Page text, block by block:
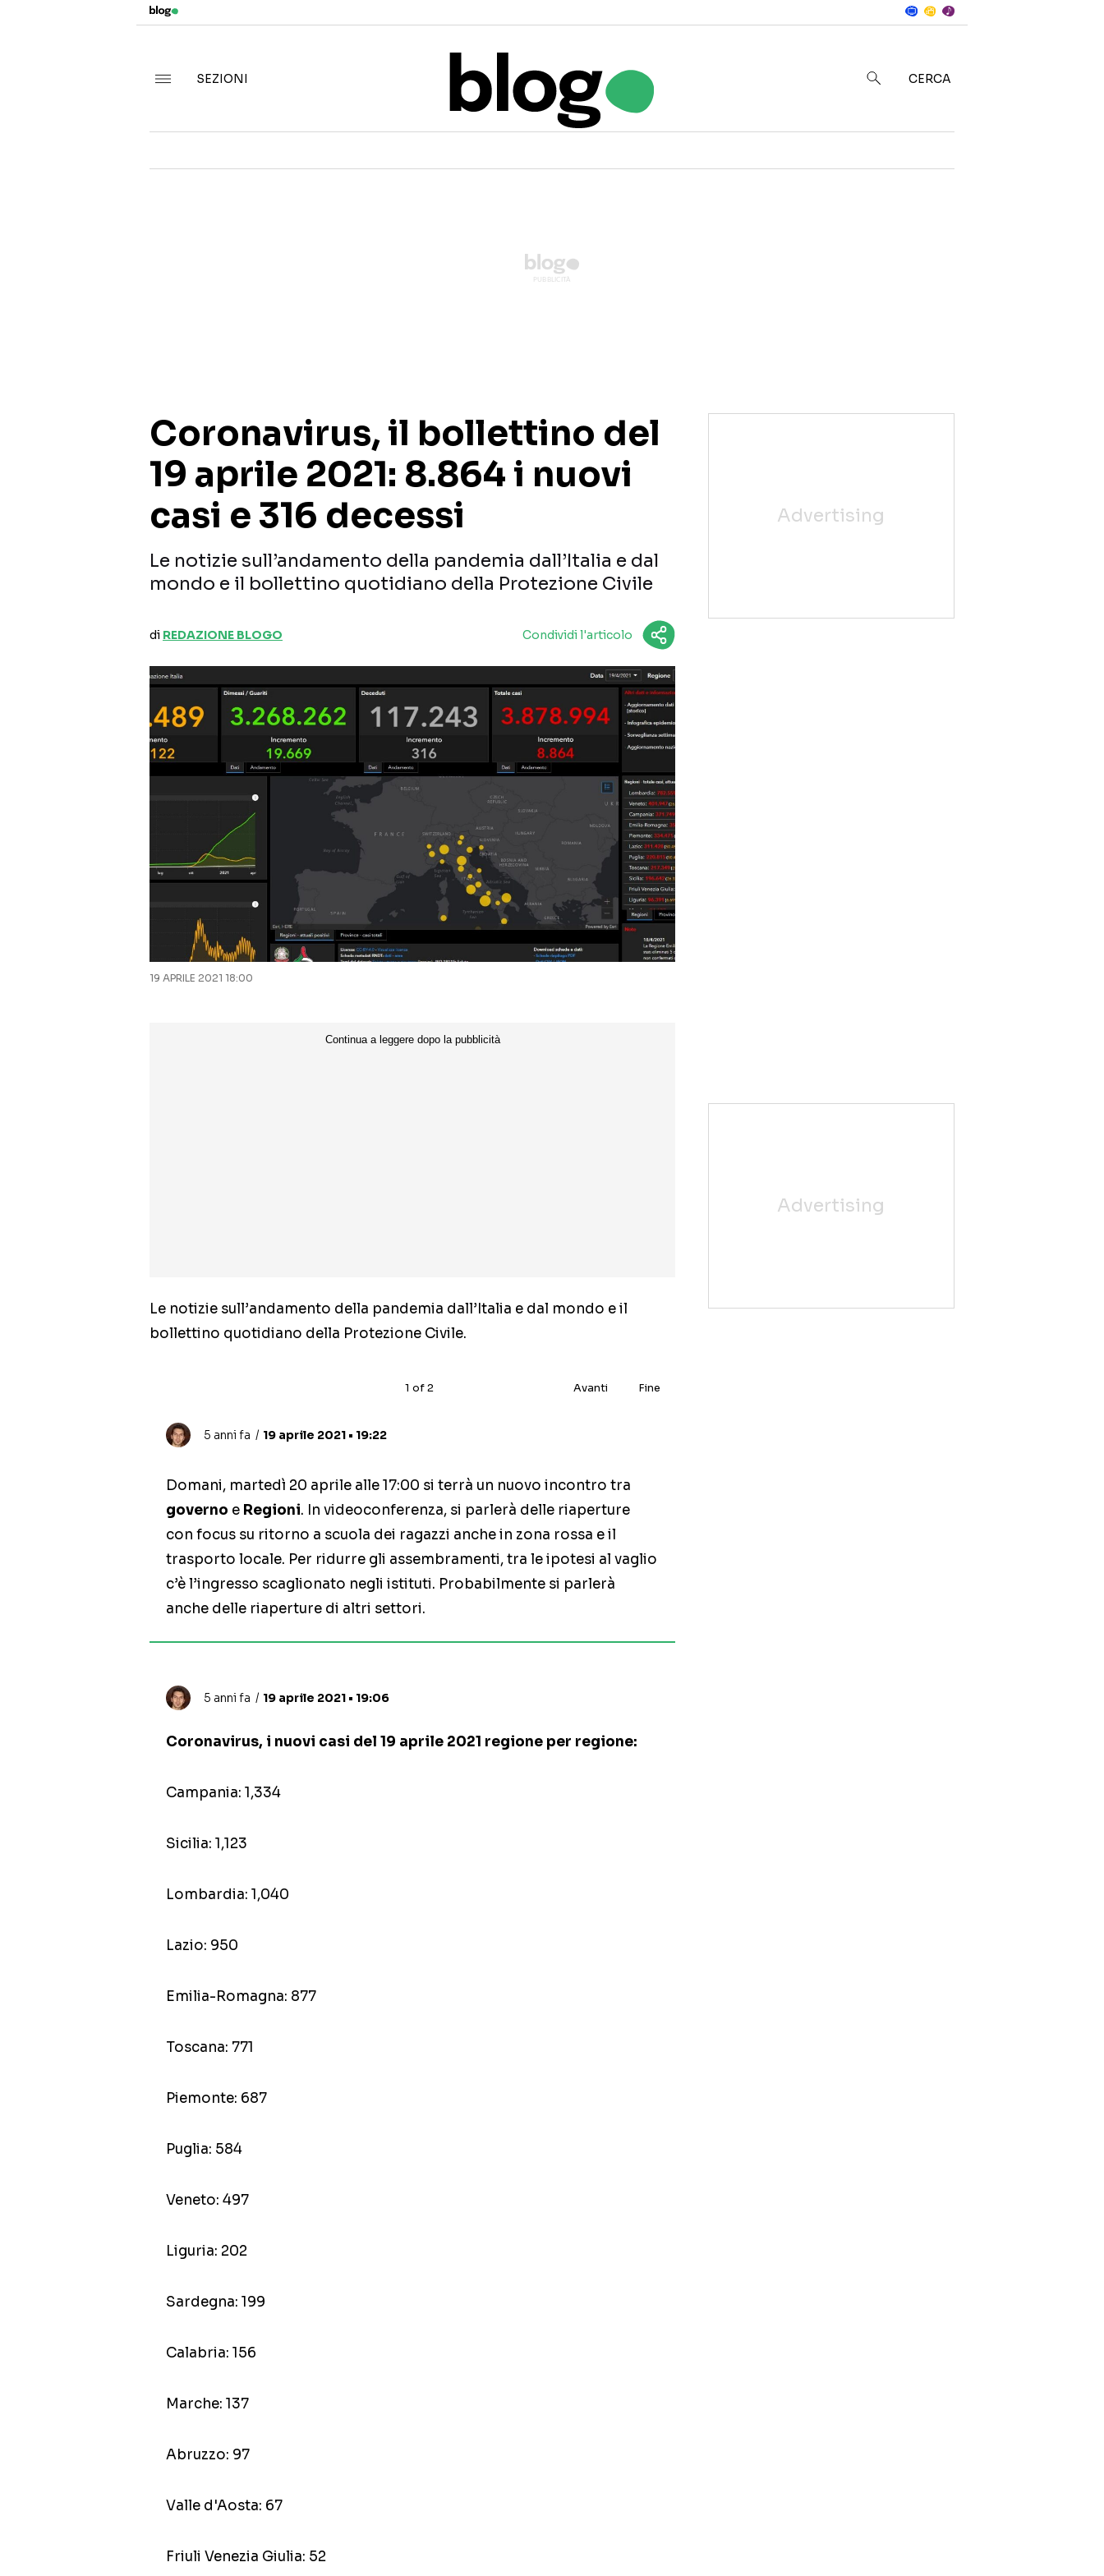
SEZIONI
CERCA
Coronavirus, il bollettino del
19 aprile 2021: 8.864 i nuovi
casi e 316 decessi
Le notizie sull’andamento della pandemia dall’Italia e dal
mondo e il bollettino quotidiano della Protezione Civile
di REDAZIONE BLOGO Condividi l'articolo
19 APRILE 2021 18:00
Le notizie sull’andamento della pandemia dall’Italia e dal mondo e il
bollettino quotidiano della Protezione Civile.
1 of2 Avanti Fine
5 anni fa 19 aprile 2021 • 19:22
Domani, martedì 20 aprile alle 17:00 si terrà un nuovo incontro tra
governo e Regioni. In videoconferenza, si parlerà delle riaperture
con focus su ritorno a scuola dei ragazzi anche in zona rossa e il
trasporto locale. Per ridurre gli assembramenti, tra le ipotesi al vaglio
c’è l’ingresso scaglionato negli istituti. Probabilmente si parlerà
anche delle riaperture di altri settori.
5 anni fa 19 aprile 2021 • 19:06
Coronavirus, i nuovi casi del 19 aprile 2021 regione per regione:
Campania: 1,334
Sicilia: 1,123
Lombardia: 1,040
Lazio: 950
Emilia-Romagna: 877
Toscana: 771
Piemonte: 687
Puglia: 584
Veneto: 497
Liguria: 202
Sardegna: 199
Calabria: 156
Marche: 137
Abruzzo: 97
Valle d'Aosta: 67
Friuli Venezia Giulia: 52